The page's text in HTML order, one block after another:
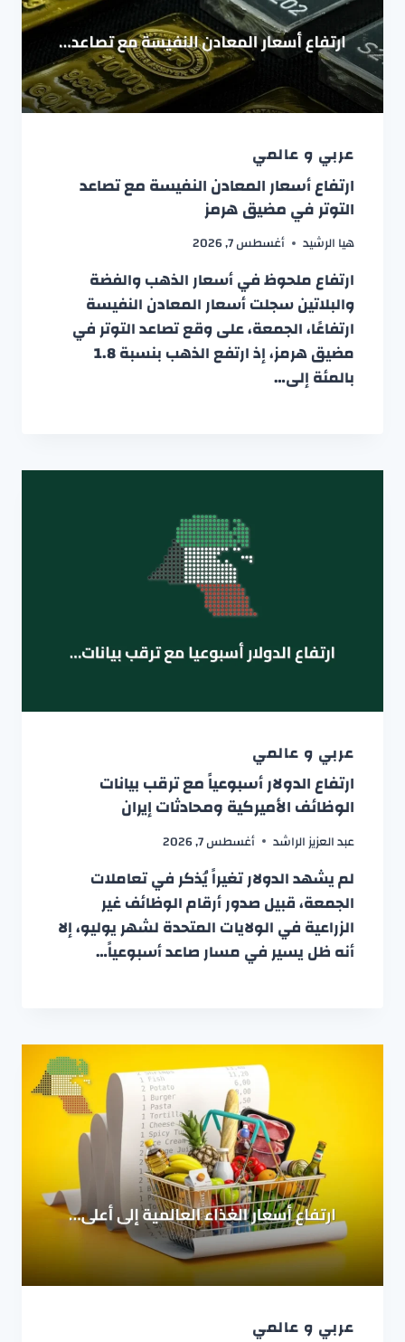
عربي و عالمي
ارتفاع أسعار المعادن النفيسة مع تصاعد
التوتر في مضيق هرمز
هيا الرشيد أغسطس 7, 2026
ارتفاع ملحوظ في أسعار الذهب والفضة
والبلاتين سجلت أسعار المعادن النفيسة
ارتفاعًا، الجمعة، على وقع تصاعد التوتر في
مضيق هرمز، إذ ارتفع الذهب بنسبة 1.8
بالمئة إلى…
عربي و عالمي
ارتفاع الدولار أسبوعياً مع ترقب بيانات
الوظائف الأميركية ومحادثات إيران
عبد العزيز الراشد أغسطس 7, 2026
لم يشهد الدولار تغيراً يُذكر في تعاملات
الجمعة، قبيل صدور أرقام الوظائف غير
الزراعية في الولايات المتحدة لشهر يوليو، إلا
أنه ظل يسير في مسار صاعد أسبوعياً…
عربي و عالمي